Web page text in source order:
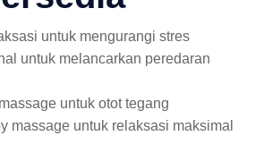
untuk mengurangi stres
untuk melancarkan peredaran
untuk otot tegang
massage untuk relaksasi maksimal